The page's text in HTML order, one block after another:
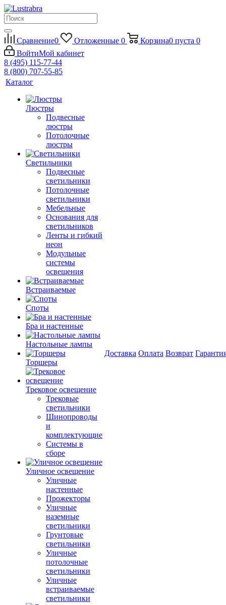
Сравнение0 Отложенные 0 Корзина0 пуста 0
ВойтиМой кабинет
8 (495) 115-77-44
8 (800) 707-55-85
Каталог
Люстры
Подвесные
люстры
Потолочные
люстры
Светильники
Подвесные
светильники
Потолочные
светильники
Мебельные
Основания для
светильников
Ленты и гибкий
неон
Модульные
системы
освещения
Встраиваемые
Споты
Бра и настенные
Настольные лампы
Торшеры
Трековое освещение
Трековые
светильники
Шинопроводы
и
комплектующие
Системы в
сборе
Уличное освещение
Уличные
настенные
Прожекторы
Уличные
наземные
светильники
Грунтовые
светильники
Уличные
потолочные
светильники
Уличные
встраиваемые
светильники
Доставка Оплата Возврат